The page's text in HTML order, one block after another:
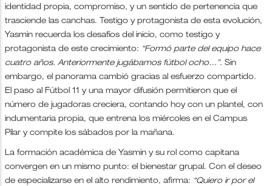
identidad propia, compromiso, y un sentido de pertenencia que
trasciende las canchas. Testigo y protagonista de esta evolución,
Yasmin recuerda los desafíos del inicio, como testigo y
protagonista de este crecimiento: “Formó parte del equipo hace
cuatro años. Anteriormente jugábamos fútbol ocho…”. Sin
embargo, el panorama cambió gracias al esfuerzo compartido.
El paso al Fútbol 11 y una mayor difusión permitieron que el
número de jugadoras creciera, contando hoy con un plantel, con
indumentaria propia, que entrena los miércoles en el Campus
Pilar y compite los sábados por la mañana.
La formación académica de Yasmin y su rol como capitana
convergen en un mismo punto: el bienestar grupal. Con el deseo
de especializarse en el alto rendimiento, afirma: “Quiero ir por el